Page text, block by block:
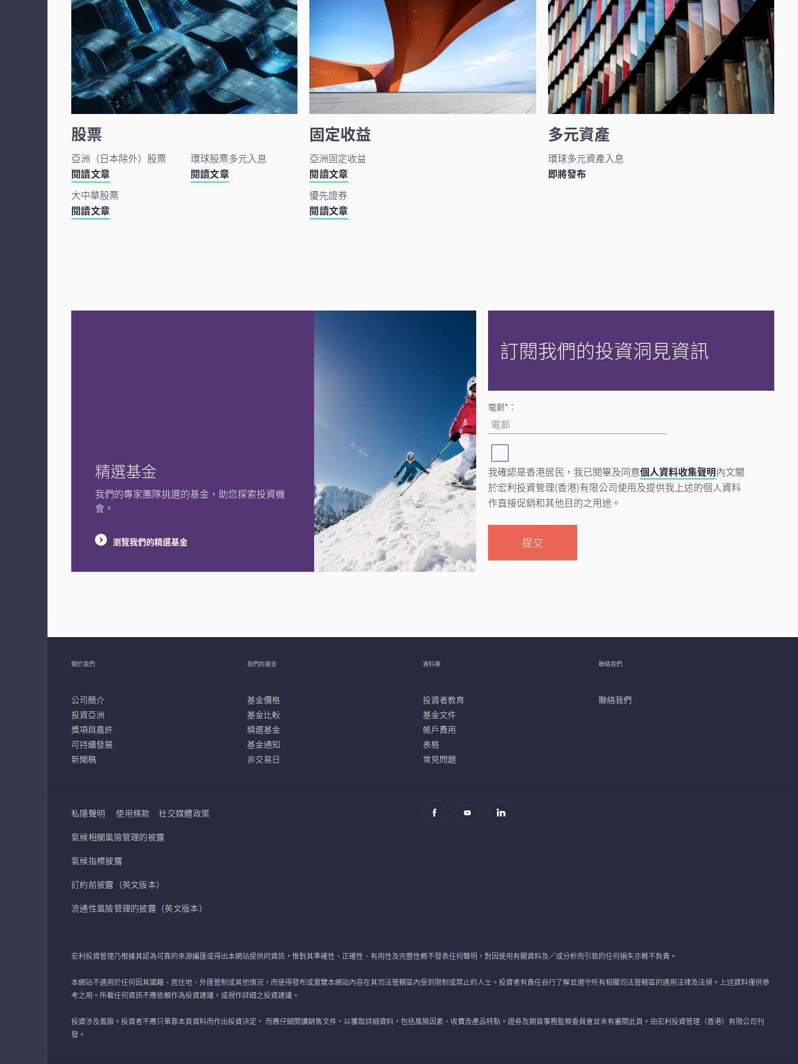
股票
亞洲（日本除外）股票
閱讀文章
大中華股票
閱讀文章
環球股票多元入息
閱讀文章
固定收益
亞洲固定收益
閱讀文章
優先證券
閱讀文章
多元資產
環球多元資產入息
即將發布
精選基金
我們的專家團隊挑選的基金，助您探索投資機
會。
瀏覽我們的精選基金
訂閱我們的投資洞見資訊
電郵*：
我確認是香港居民，我已閱畢及同意個人資料收集聲明內文關
於宏利投資管理(香港)有限公司使用及提供我上述的個人資料
作直接促銷和其他目的之用途。
提交
關於我們
公司簡介
投資亞洲
獎項與嘉許
可持續發展
新聞稿
我們的基金
基金價格
基金比較
精選基金
基金通知
非交易日
資料庫
投資者教育
基金文件
帳戶費用
表格
常見問題
聯絡我們
聯絡我們
私隱聲明 使用條款
社交媒體政策
氣候相關風險管理的披露
氣候指標披露
訂約前披露（英文版本）
流通性風險管理的披露（英文版本）
宏利投資管理乃根據其認為可靠的來源編匯或得出本網站提供的資訊，惟對其準確性、正確性、有用性及完整性概不發表任何聲明，對因使用有關資料及／或分析而引致的任何損失亦概不負責。
本網站不適用於任何因其國籍、居住地、外匯管制或其他情況，而使得發布或瀏覽本網站內容在其司法管轄區內受到限制或禁止的人士。投資者有責任自行了解並遵守所有相關司法管轄區的適用法律及法規。上述資料僅供參
考之用。所載任何資訊不應依賴作為投資建議，或視作詳細之投資建議。
投資涉及風險。投資者不應只單靠本頁資料而作出投資決定， 而應仔細閱讀銷售文件，以獲取詳細資料，包括風險因素、收費及產品特點。證券及期貨事務監察委員會並未有審閱此頁。由宏利投資管理（香港）有限公司刊
發。